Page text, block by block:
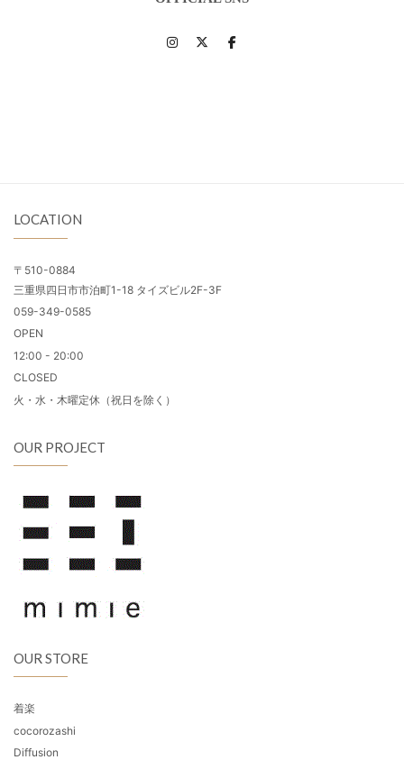
LOCATION
〒510-0884
三重県四日市市泊町1-18 タイズビル2F-3F
059-349-0585
OPEN
12:00 - 20:00
CLOSED
火・水・木曜定休（祝日を除く）
OUR PROJECT
OUR STORE
着楽
cocorozashi
Diffusion